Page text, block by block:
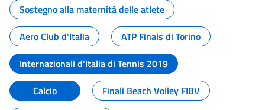
Sostegno alla maternità delle atlete
Aero Club d'Italia
ATP Finals di Torino
Internazionali d'Italia di Tennis 2019
Calcio
Finali Beach Volley FIBV